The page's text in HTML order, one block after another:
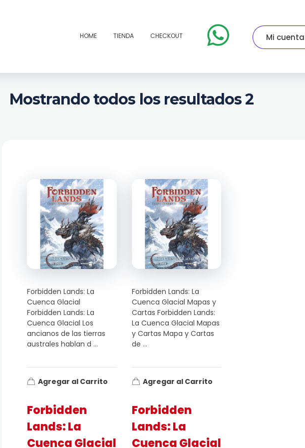
HOME TIENDA CHECKOUT Mi cuenta
Mostrando todos los resultados 2
Forbidden
Lands: La
Cuenca Glacial
Forbidden Lands: La
Cuenca Glacial
Forbidden Lands: La
Cuenca Glacial Los
ancianos de las tierras
australes hablan d ...
Agregar al Carrito
Forbidden
Lands: La
Cuenca Glacial
Forbidden Lands: La
Cuenca Glacial Mapas y
Cartas Forbidden Lands:
La Cuenca Glacial Mapas
y Cartas Mapa y Cartas
de ...
Agregar al Carrito